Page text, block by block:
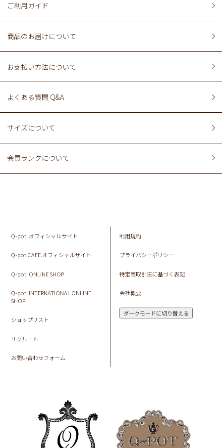
ご利用ガイド
商品のお届けについて
お支払い方法について
よくある質問 Q&A
サイズについて
会員ランクについて
Q-pot. オフィシャルサイト
Q-pot CAFE.オフィシャルサイト
Q-pot. ONLINE SHOP
Q-pot. INTERNATIONAL ONLINE
SHOP
ショップリスト
リクルート
お問い合わせフォーム
利用規約
プライバシーポリシー
特定商取引法に基づく表記
会社概要
ダークモードに切り替える